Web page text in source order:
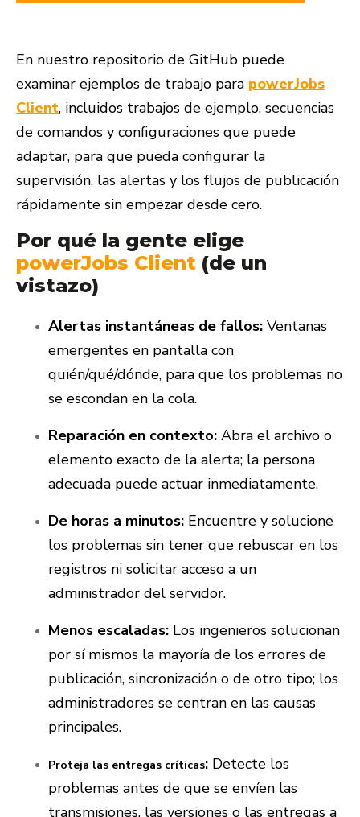
En nuestro repositorio de GitHub puede
examinar ejemplos de trabajo para powerJobs
Client, incluidos trabajos de ejemplo, secuencias
de comandos y configuraciones que puede
adaptar, para que pueda configurar la
supervisión, las alertas y los flujos de publicación
rápidamente sin empezar desde cero.
Por qué la gente elige
powerJobs Client (de un
vistazo)
Alertas instantáneas de fallos: Ventanas
emergentes en pantalla con
quién/qué/dónde, para que los problemas no
se escondan en la cola.
Reparación en contexto: Abra el archivo o
elemento exacto de la alerta; la persona
adecuada puede actuar inmediatamente.
De horas a minutos: Encuentre y solucione
los problemas sin tener que rebuscar en los
registros ni solicitar acceso a un
administrador del servidor.
Menos escaladas: Los ingenieros solucionan
por sí mismos la mayoría de los errores de
publicación, sincronización o de otro tipo; los
administradores se centran en las causas
principales.
Proteja las entregas críticas: Detecte los
problemas antes de que se envíen las
transmisiones, las versiones o las entregas a